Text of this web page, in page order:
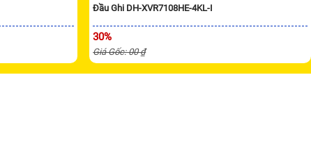
Đầu Ghi DH-XVR7108HE-4KL-I
30%
Giá Gốc: 00 ₫